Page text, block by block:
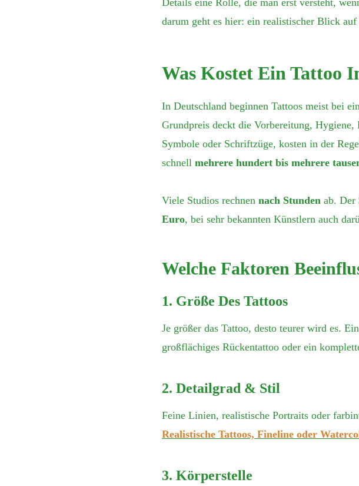
Details eine Rolle, die man erst versteht,
darum geht es hier: ein realistischer Blick
Was Kostet Ein Tattoo
In Deutschland beginnen Tattoos meist bei
Grundpreis deckt die Vorbereitung,
Symbole oder Schriftzüge, kosten in der
schnell mehrere hundert bis mehrere
Viele Studios rechnen nach Stunden ab. Der
Euro, bei sehr bekannten Künstlern auch
Welche Faktoren
1. Größe Des Tattoos
Je größer das Tattoo, desto teurer wird es.
großflächiges Rückentattoo oder ein
2. Detailgrad & Stil
Feine Linien, realistische Portraits oder
Realistische Tattoos, Fineline oder
3. Körperstelle